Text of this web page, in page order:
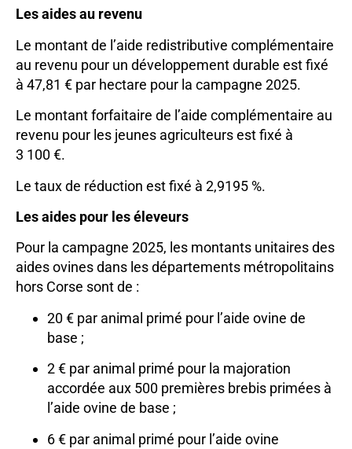
Les aides au revenu
Le montant de l’aide redistributive complémentaire
au revenu pour un développement durable est fixé
à 47,81 € par hectare pour la campagne 2025.
Le montant forfaitaire de l’aide complémentaire au
revenu pour les jeunes agriculteurs est fixé à
3 100 €.
Le taux de réduction est fixé à 2,9195 %.
Les aides pour les éleveurs
Pour la campagne 2025, les montants unitaires des
aides ovines dans les départements métropolitains
hors Corse sont de :
20 € par animal primé pour l’aide ovine de
base ;
2 € par animal primé pour la majoration
accordée aux 500 premières brebis primées à
l’aide ovine de base ;
6 € par animal primé pour l’aide ovine